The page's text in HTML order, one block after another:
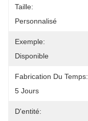
Taille:
Personnalisé
Exemple:
Disponible
Fabrication Du Temps:
5 Jours
D'entité: